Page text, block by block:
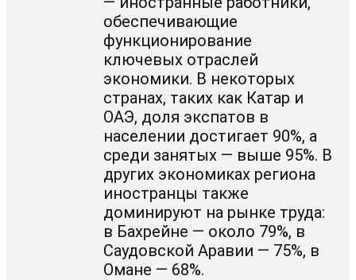
обеспечивающие
функционирование
ключевых отраслей
экономики. В некоторых
странах, таких как Катар и
ОАЭ, доля экспатов в
населении достигает 90%, а
среди занятых — выше 95%. В
других экономиках региона
иностранцы также
доминируют на рынке труда:
в Бахрейне — около 79%, в
Саудовской Аравии — 75%, в
Омане — 68%.